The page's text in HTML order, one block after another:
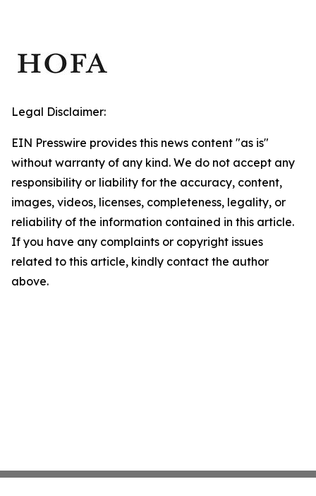
Legal Disclaimer:
EIN Presswire provides this news content "as is"
without warranty of any kind. We do not accept any
responsibility or liability for the accuracy, content,
images, videos, licenses, completeness, legality, or
reliability of the information contained in this article.
If you have any complaints or copyright issues
related to this article, kindly contact the author
above.